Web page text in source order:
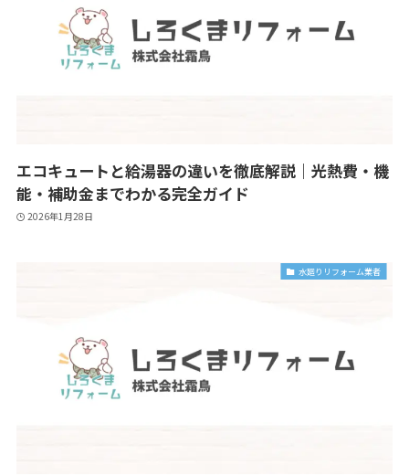
エコキュートと給湯器の違いを徹底解説｜光熱費・機
能・補助金までわかる完全ガイド
2026年1月28日
水廻りリフォーム業者